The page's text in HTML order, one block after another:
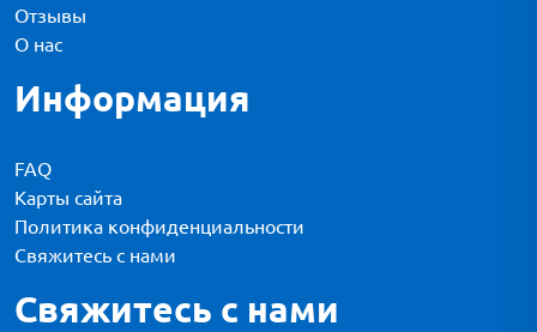
Отзывы
О нас
Информация
FAQ
Карты сайта
Политика конфиденциальности
Свяжитесь с нами
Свяжитесь с нами